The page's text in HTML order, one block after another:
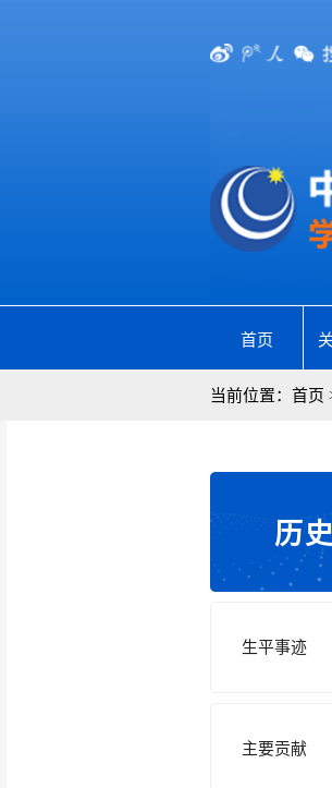
首页
当前位置： 首页
历
生平事迹
主要贡献